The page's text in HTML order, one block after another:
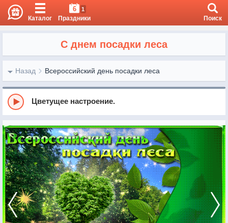
Каталог
6 1
Праздники Поиск
С днем посадки леса
Назад Всероссийский день посадки леса
Цветущее настроение.